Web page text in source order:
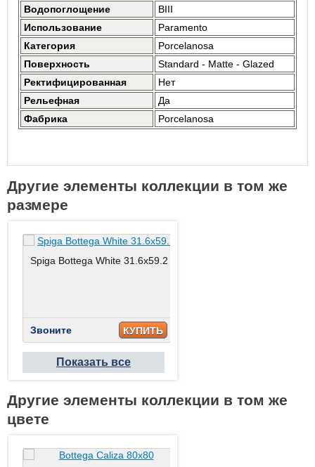
Водопоглощение
BIII
Использование
Paramento
Категория
Porcelanosa
Поверхность
Standard - Matte - Glazed
Ректифицированная
Нет
Рельефная
Да
Фабрика
Porcelanosa
Другие элементы коллекции в том же
размере
Spiga Bottega White 31.6x59.2
Звоните КУПИТЬ
Показать все
Другие элементы коллекции в том же
цвете